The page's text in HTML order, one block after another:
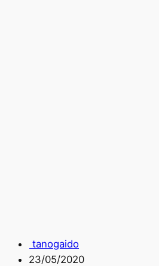
tanogaido
23/05/2020